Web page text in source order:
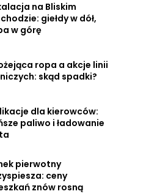
na Bliskim
giełdy w dół,
w górę
ropa a akcje linii
skąd spadki?
dla kierowców:
paliwo i ładowanie
pierwotny
ceny
znów rosną